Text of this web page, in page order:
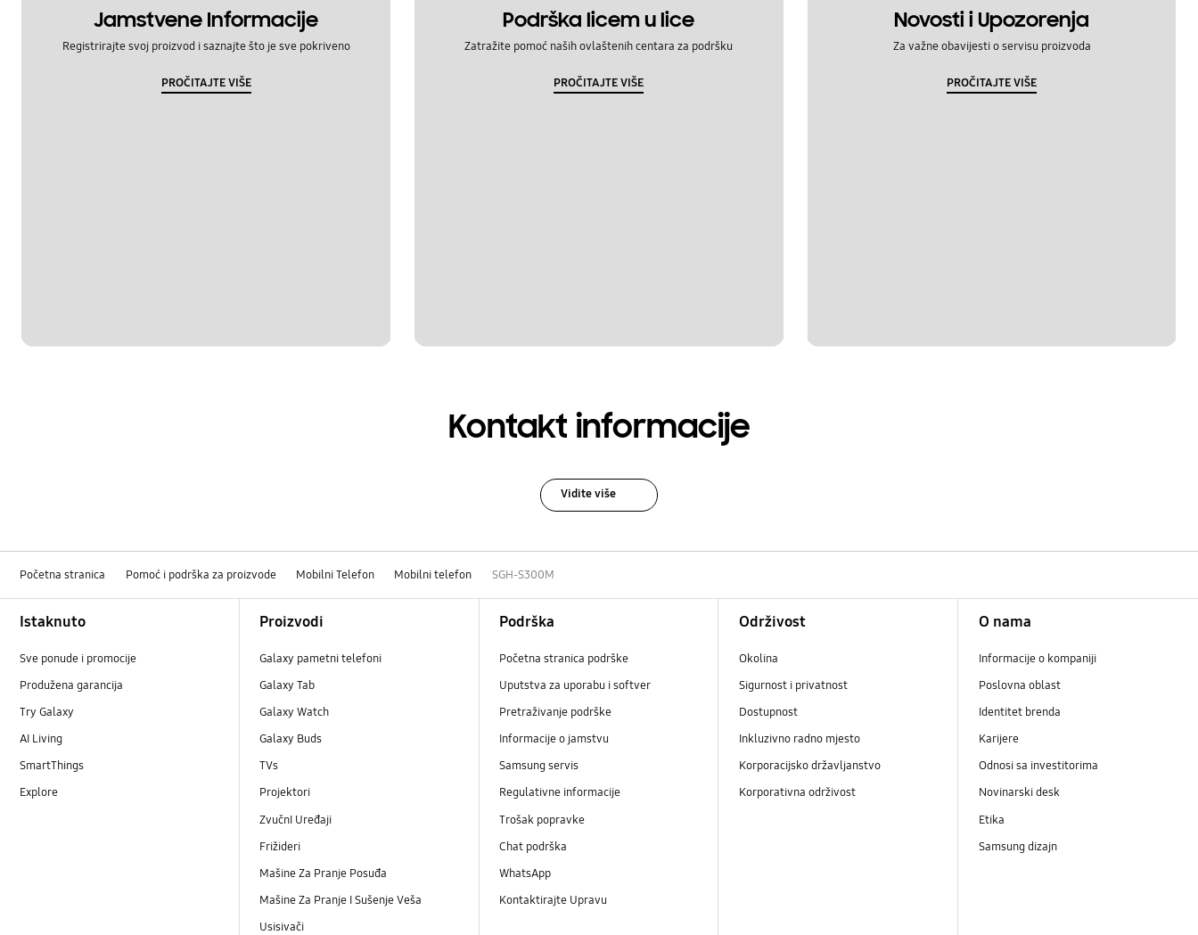
Jamstvene Informacije
Registrirajte svoj proizvod i saznajte što je sve pokriveno
PROČITAJTE VIŠE
Podrška licem u lice
Zatražite pomoć naših ovlaštenih centara za podršku
PROČITAJTE VIŠE
Novosti i Upozorenja
Za važne obavijesti o servisu proizvoda
PROČITAJTE VIŠE
Kontakt informacije
Vidite više
Početna stranica Pomoć i podrška za proizvode Mobilni Telefon Mobilni telefon SGH-S300M
Istaknuto
Sve ponude i promocije
Produžena garancija
Try Galaxy
AI Living
SmartThings
Explore
Proizvodi
Galaxy pametni telefoni
Galaxy Tab
Galaxy Watch
Galaxy Buds
TVs
Projektori
ZvučnI Uređaji
Frižideri
Mašine Za Pranje Posuđa
Mašine Za Pranje I Sušenje Veša
Usisivači
Podrška
Početna stranica podrške
Uputstva za uporabu i softver
Pretraživanje podrške
Informacije o jamstvu
Samsung servis
Regulativne informacije
Trošak popravke
Chat podrška
WhatsApp
Kontaktirajte Upravu
Održivost
Okolina
Sigurnost i privatnost
Dostupnost
Inkluzivno radno mjesto
Korporacijsko državljanstvo
Korporativna održivost
O nama
Informacije o kompaniji
Poslovna oblast
Identitet brenda
Karijere
Odnosi sa investitorima
Novinarski desk
Etika
Samsung dizajn